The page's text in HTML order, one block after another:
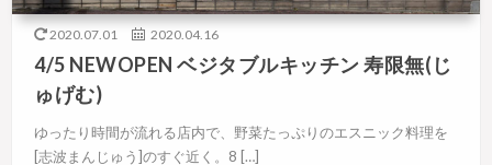
2020.07.01 2020.04.16
4/5 NEWOPEN ベジタブルキッチン 寿限無(じ
ゅげむ)
ゆったり時間が流れる店内で、野菜たっぷりのエスニック料理を
[志波まんじゅう]のすぐ近く。8 […]